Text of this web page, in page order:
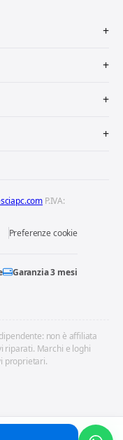
P.IVA:
Preferenze cookie
Garanzia 3 mesi
non è affiliata
riparati. Marchi e loghi
proprietari.